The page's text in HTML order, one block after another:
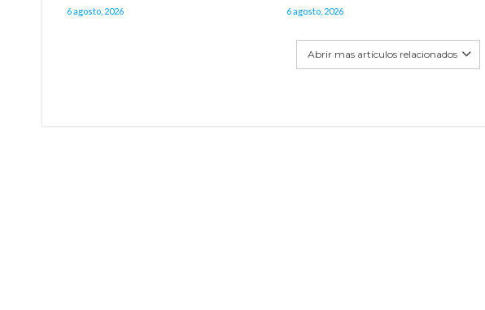
6 agosto, 2026 6 agosto, 2026
Abrir mas artículos relacionados